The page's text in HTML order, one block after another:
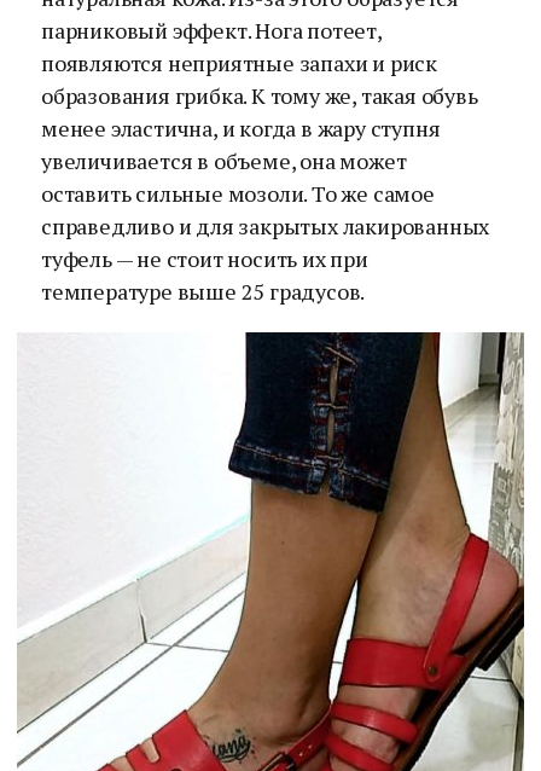
парниковый эффект. Нога потеет,
появляются неприятные запахи и риск
образования грибка. К тому же, такая обувь
менее эластична, и когда в жару ступня
увеличивается в объеме, она может
оставить сильные мозоли. То же самое
справедливо и для закрытых лакированных
туфель — не стоит носить их при
температуре выше 25 градусов.